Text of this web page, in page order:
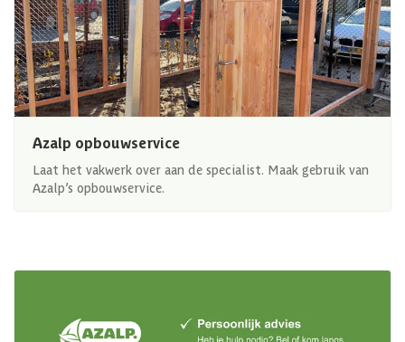
Azalp opbouwservice
Laat het vakwerk over aan de specialist. Maak gebruik van
Azalp’s opbouwservice.